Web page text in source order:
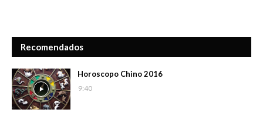
Recomendados
Horoscopo Chino 2016
9:40